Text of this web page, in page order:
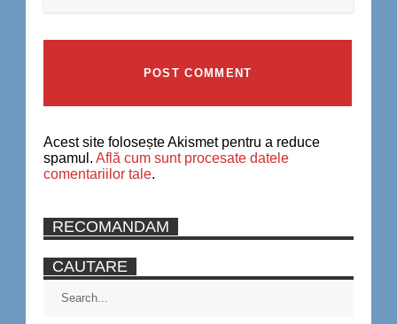
Acest site folosește Akismet pentru a reduce
spamul. Află cum sunt procesate datele
comentariilor tale.
RECOMANDAM
CAUTARE